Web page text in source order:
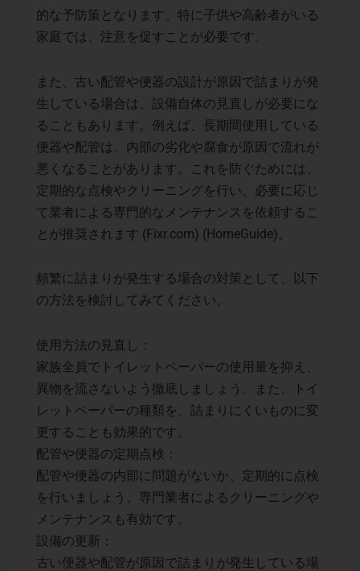
的な予防策となります。特に子供や高齢者がいる
家庭では、注意を促すことが必要です。
また、古い配管や便器の設計が原因で詰まりが発
生している場合は、設備自体の見直しが必要にな
ることもあります。例えば、長期間使用している
便器や配管は、内部の劣化や腐食が原因で流れが
悪くなることがあります。これを防ぐためには、
定期的な点検やクリーニングを行い、必要に応じ
て業者による専門的なメンテナンスを依頼するこ
とが推奨されます​ (Fixr.com)​ (HomeGuide)。
頻繁に詰まりが発生する場合の対策として、以下
の方法を検討してみてください。
使用方法の見直し：
家族全員でトイレットペーパーの使用量を抑え、
異物を流さないよう徹底しましょう。また、トイ
レットペーパーの種類を、詰まりにくいものに変
更することも効果的です。
配管や便器の定期点検：
配管や便器の内部に問題がないか、定期的に点検
を行いましょう。専門業者によるクリーニングや
メンテナンスも有効です。
設備の更新：
古い便器や配管が原因で詰まりが発生している場